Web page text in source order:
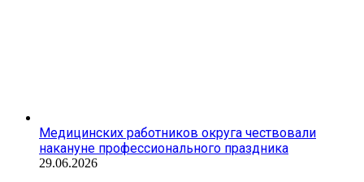
Медицинских работников округа чествовали
накануне профессионального праздника
29.06.2026